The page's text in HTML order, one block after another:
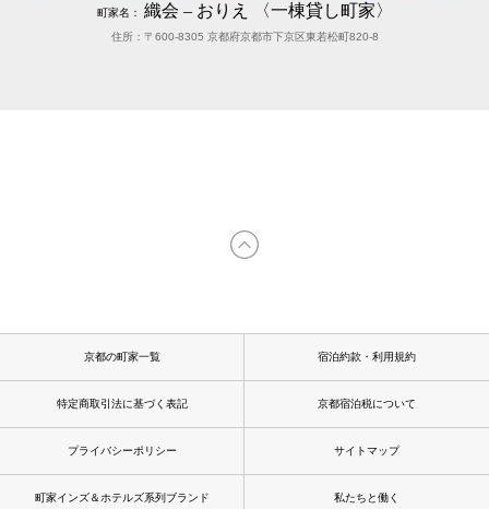
町家名： 織会 – おりえ 〈一棟貸し町家〉
住所：〒600-8305 京都府京都市下京区東若松町820-8
京都の町家一覧 宿泊約款・利用規約
特定商取引法に基づく表記 京都宿泊税について
プライバシーポリシー サイトマップ
町家インズ＆ホテルズ系列ブランド 私たちと働く